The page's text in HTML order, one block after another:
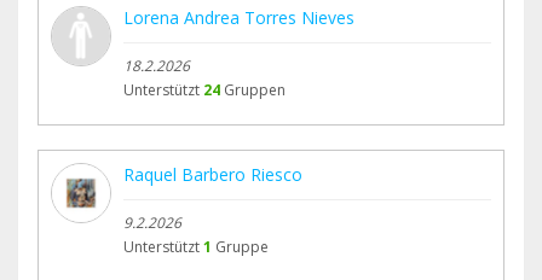
Lorena Andrea Torres Nieves
18.2.2026
Unterstützt 24 Gruppen
Raquel Barbero Riesco
9.2.2026
Unterstützt1 Gruppe